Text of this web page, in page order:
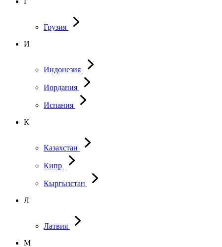
Грузия
И
Индонезия
Иордания
Испания
К
Казахстан
Кипр
Кыргызстан
Л
Латвия
М